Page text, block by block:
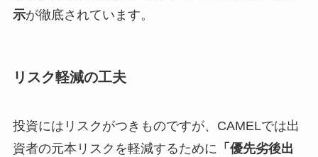
示が徹底されています。
リスク軽減の工夫
投資にはリスクがつきものですが、CAMELでは出
資者の元本リスクを軽減するために 「優先劣後出